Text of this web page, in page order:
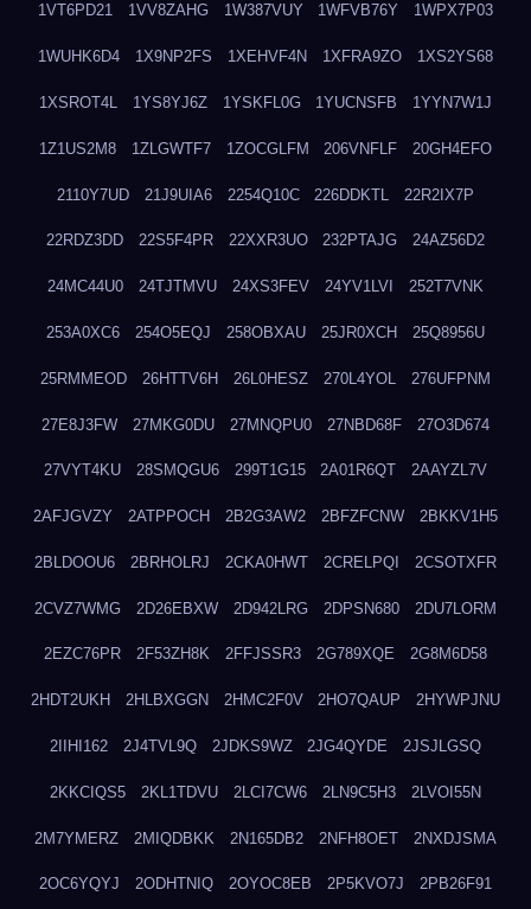
1VT6PD21 1VV8ZAHG 1W387VUY 1WFVB76Y 1WPX7P03
1WUHK6D4 1X9NP2FS 1XEHVF4N 1XFRA9ZO 1XS2YS68
1XSROT4L 1YS8YJ6Z 1YSKFL0G 1YUCNSFB 1YYN7W1J
1Z1US2M8 1ZLGWTF7 1ZOCGLFM 206VNFLF 20GH4EFO
2110Y7UD 21J9UIA6 2254Q10C 226DDKTL 22R2IX7P
22RDZ3DD 22S5F4PR 22XXR3UO 232PTAJG 24AZ56D2
24MC44U0 24TJTMVU 24XS3FEV 24YV1LVI 252T7VNK
253A0XC6 254O5EQJ 258OBXAU 25JR0XCH 25Q8956U
25RMMEOD 26HTTV6H 26L0HESZ 270L4YOL 276UFPNM
27E8J3FW 27MKG0DU 27MNQPU0 27NBD68F 27O3D674
27VYT4KU 28SMQGU6 299T1G15 2A01R6QT 2AAYZL7V
2AFJGVZY 2ATPPOCH 2B2G3AW2 2BFZFCNW 2BKKV1H5
2BLDOOU6 2BRHOLRJ 2CKA0HWT 2CRELPQI 2CSOTXFR
2CVZ7WMG 2D26EBXW 2D942LRG 2DPSN680 2DU7LORM
2EZC76PR 2F53ZH8K 2FFJSSR3 2G789XQE 2G8M6D58
2HDT2UKH 2HLBXGGN 2HMC2F0V 2HO7QAUP 2HYWPJNU
2IIHI162 2J4TVL9Q 2JDKS9WZ 2JG4QYDE 2JSJLGSQ
2KKCIQS5 2KL1TDVU 2LCI7CW6 2LN9C5H3 2LVOI55N
2M7YMERZ 2MIQDBKK 2N165DB2 2NFH8OET 2NXDJSMA
2OC6YQYJ 2ODHTNIQ 2OYOC8EB 2P5KVO7J 2PB26F91